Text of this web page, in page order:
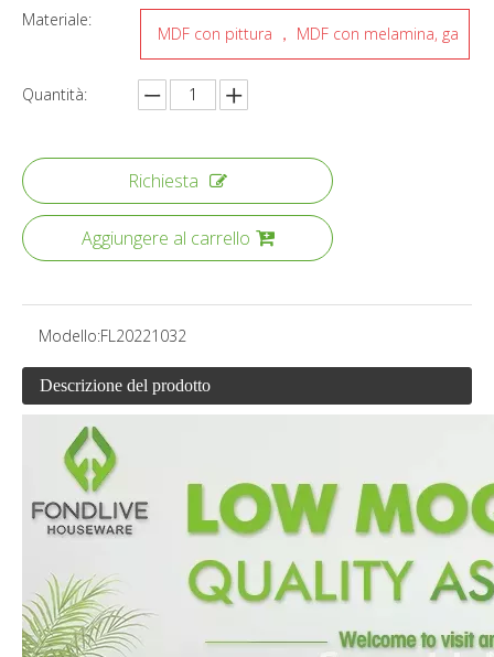
Materiale:
MDF con pittura ， MDF con melamina, ga
Quantità:
Richiesta
Aggiungere al carrello
Modello:FL20221032
Descrizione del prodotto